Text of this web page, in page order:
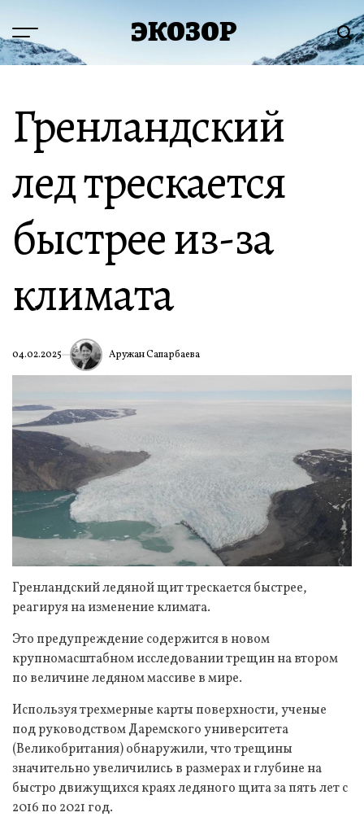
содержимому
Меню ЭКОЗОР
Гренландский
лед трескается
быстрее из-за
климата
04.02.2025 Аружан Сапарбаева
Гренландский ледяной щит трескается быстрее,
реагируя на изменение климата.
Это предупреждение содержится в новом
крупномасштабном исследовании трещин на втором
по величине ледяном массиве в мире.
Используя трехмерные карты поверхности, ученые
под руководством Даремского университета
(Великобритания) обнаружили, что трещины
значительно увеличились в размерах и глубине на
быстро движущихся краях ледяного щита за пять лет с
2016 по 2021 год.